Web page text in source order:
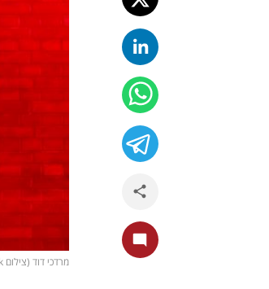
מרדכי דוד (צילום shutterstock, פלאש 90/ אבשלום ששוני)